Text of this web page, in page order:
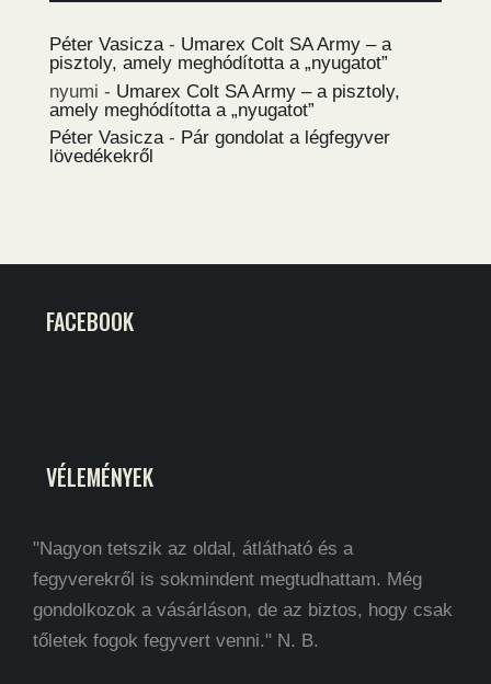
Péter Vasicza- Umarex Colt SA Army – a
pisztoly, amely meghódította a „nyugatot”
nyumi - Umarex Colt SA Army – a pisztoly,
amely meghódította a „nyugatot”
Péter Vasicza- Pár gondolat a légfegyver
lövedékekről
FACEBOOK
VÉLEMÉNYEK
"Nagyon tetszik az oldal, átlátható és a
fegyverekről is sokmindent megtudhattam. Még
gondolkozok a vásárláson, de az biztos, hogy csak
tőletek fogok fegyvert venni." N. B.